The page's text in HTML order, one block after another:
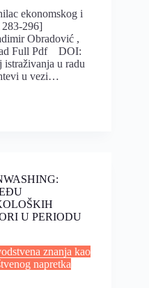
ekonomskog i
283-296]
Obradović ,
Full Pdf DOI:
u radu
u vezi…
U PERIODU
znanja kao
napretka